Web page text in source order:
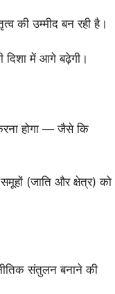
की उम्मीद बन रही है।
में आगे बढ़ेगी।
होगा — जैसे कि
(जाति और क्षेत्र) को
संतुलन बनाने की